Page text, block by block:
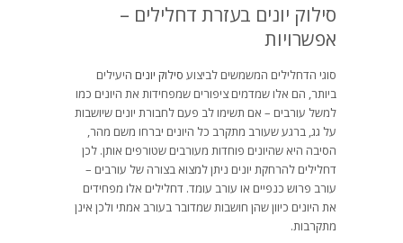
סילוק יונים בעזרת דחלילים –
אפשרויות
סוגי הדחלילים המשמשים לביצוע סילוק יונים היעילים
ביותר, הם אלו שמדמים ציפורים שמפחידות את היונים כמו
למשל עורבים – אם תשימו לב פעם לחבורת יונים שיושבות
על גג, ברגע שעורב מתקרב כל היונים יברחו משם מהר,
הסיבה היא שהיונים פוחדות מעורבים שטורפים אותן. לכן
דחלילים להרחקת יונים ניתן למצוא בצורה של עורבים –
עורב פרוש כנפיים או עורב עומד. דחלילים אלו מפחידים
את היונים כיוון שהן חושבות שמדובר בעורב אמתי ולכן אינן
מתקרבות.